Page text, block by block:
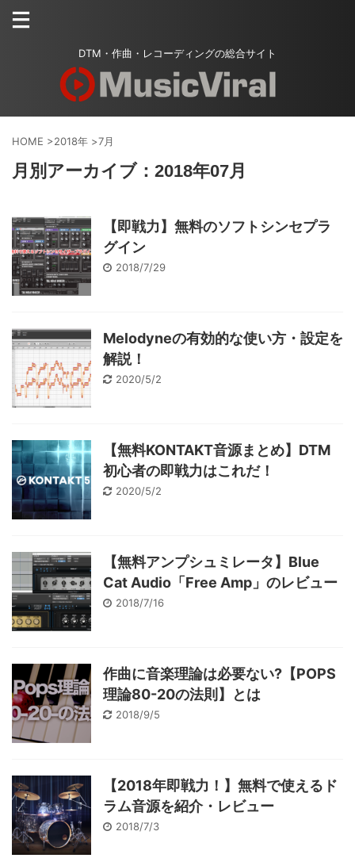
DTM・作曲・レコーディングの総合サイト
HOME >2018年 >7月
月別アーカイブ：2018年07月
【即戦力】無料のソフトシンセプラ
グイン
2018/7/29
Melodyneの有効的な使い方・設定を
解説！
2020/5/2
【無料KONTAKT音源まとめ】DTM
初心者の即戦力はこれだ！
2020/5/2
【無料アンプシュミレータ】Blue
Cat Audio「Free Amp」のレビュー
2018/7/16
作曲に音楽理論は必要ない?【POPS
理論80-20の法則】とは
2018/9/5
【2018年即戦力！】無料で使えるド
ラム音源を紹介・レビュー
2018/7/3